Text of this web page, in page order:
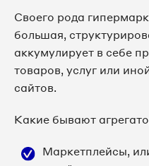
Своего рода
большая,
аккумулирует в себе
товаров, услуг или
сайтов.
Какие бывают
Маркетплейсы,